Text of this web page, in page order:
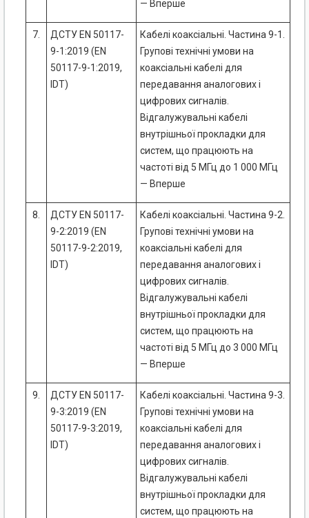
— Вперше
7.
ДСТУ EN 50117-
9-1:2019 (EN
50117-9-1:2019,
IDT)
Кабелі коаксіальні. Частина 9-1.
Групові технічні умови на
коаксіальні кабелі для
передавання аналогових і
цифрових сигналів.
Відгалужувальні кабелі
внутрішньої прокладки для
систем, що працюють на
частоті від 5 МГц до 1 000 МГц
— Вперше
8.
ДСТУ EN 50117-
9-2:2019 (EN
50117-9-2:2019,
IDT)
Кабелі коаксіальні. Частина 9-2.
Групові технічні умови на
коаксіальні кабелі для
передавання аналогових і
цифрових сигналів.
Відгалужувальні кабелі
внутрішньої прокладки для
систем, що працюють на
частоті від 5 МГц до 3 000 МГц
— Вперше
9.
ДСТУ EN 50117-
9-3:2019 (EN
50117-9-3:2019,
IDT)
Кабелі коаксіальні. Частина 9-3.
Групові технічні умови на
коаксіальні кабелі для
передавання аналогових і
цифрових сигналів.
Відгалужувальні кабелі
внутрішньої прокладки для
систем, що працюють на